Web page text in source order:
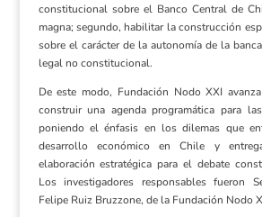
constitucional sobre el Banco Central de
magna; segundo, habilitar la construcción
sobre el carácter de la autonomía de la
legal no constitucional.
De este modo, Fundación Nodo XXI
construir una agenda programática para
poniendo el énfasis en los dilemas que
desarrollo económico en Chile y
elaboración estratégica para el debate
Los investigadores responsables fueron
Felipe Ruiz Bruzzone, de la Fundación Nodo